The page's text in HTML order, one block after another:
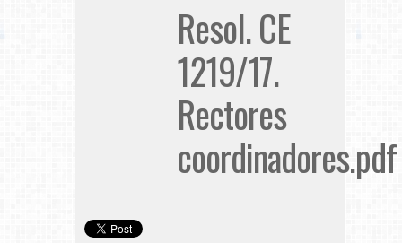
Resol. CE
1219/17.
Rectores
coordinadores.pdf